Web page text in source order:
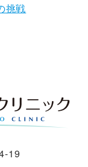
挑戦
19